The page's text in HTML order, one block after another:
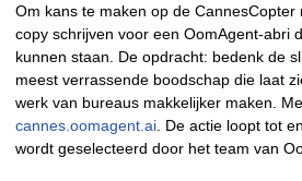
Om kans te maken op de CannesCopter
copy schrijven voor een OomAgent-abri
kunnen staan. De opdracht: bedenk de
meest verrassende boodschap die laat
werk van bureaus makkelijker maken.
cannes.oomagent.ai . De actie loopt tot
wordt geselecteerd door het team van